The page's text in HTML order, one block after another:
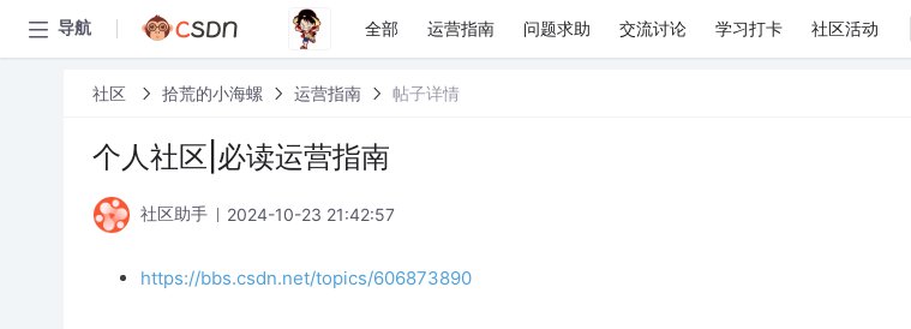
导航 全部 运营指南 问题求助 交流讨论 学习打卡 社区活动
社区 拾荒的小海螺 运营指南 帖子详情
个人社区|必读运营指南
社区助手 2024-10-23 21:42:57
https://bbs.csdn.net/topics/606873890